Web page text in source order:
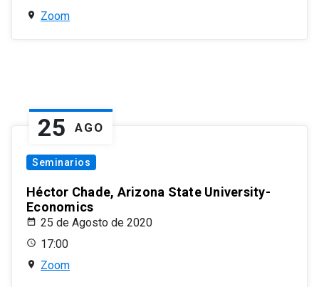
Zoom
25 AGO
Seminarios
Héctor Chade, Arizona State University-
Economics
25 de Agosto de 2020
17:00
Zoom